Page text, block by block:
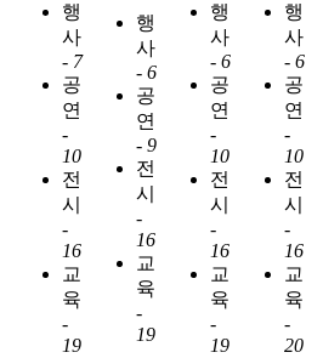
행
사
- 7
공
연
-
10
전
시
-
16
교
육
-
19
행
사
- 6
공
연
- 9
전
시
-
16
교
육
-
19
행
사
- 6
공
연
-
10
전
시
-
16
교
육
-
19
행
사
- 6
공
연
-
10
전
시
-
16
교
육
-
20